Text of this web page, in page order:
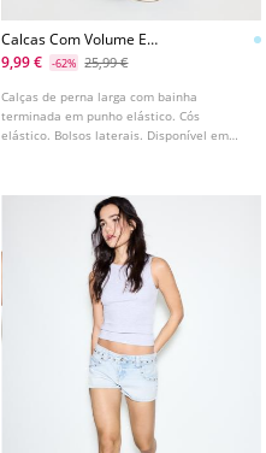
Calcas Com Volume E
Estampado
9,99 € -62% 25,99 €
Calças de perna larga com bainha
terminada em punho elástico. Cós
elástico. Bolsos laterais. Disponível em